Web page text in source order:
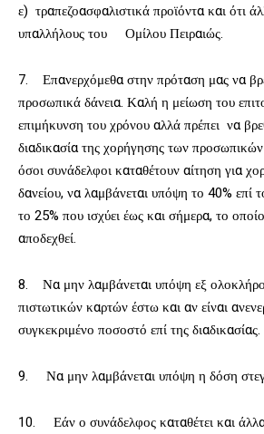
ε) τραπεζοασφαλιστικά προϊόντα και ότι
υπαλλήλους του Ομίλου Πειραιώς.
7. Επανερχόμεθα στην πρόταση μας να
προσωπικά δάνεια. Καλή η μείωση του
επιμήκυνση του χρόνου αλλά πρέπει να
διαδικασία της χορήγησης των
όσοι συνάδελφοι καταθέτουν αίτηση για
δανείου, να λαμβάνεται υπόψη το 40% επί
το 25% που ισχύει έως και σήμερα, το
αποδεχθεί.
8. Να μην λαμβάνεται υπόψη εξ
πιστωτικών καρτών έστω και αν είναι
συγκεκριμένο ποσοστό επί της διαδικασίας.
9. Να μην λαμβάνεται υπόψη η δόση
10. Εάν ο συνάδελφος καταθέτει και